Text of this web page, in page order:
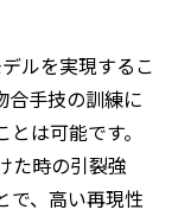
ルを実現するこ
合手技の訓練に
は可能です。
た時の引裂強
で、高い再現性